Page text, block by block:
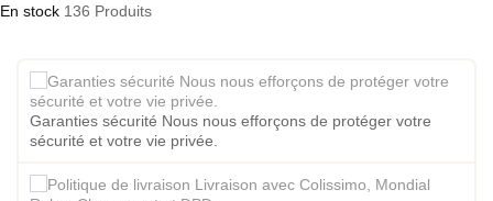
En stock 136 Produits
Garanties sécurité Nous nous efforçons de protéger votre
sécurité et votre vie privée.